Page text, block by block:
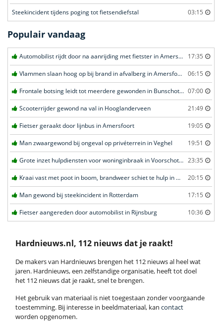
Steekincident tijdens poging tot fietsendiefstal 03:15
Populair vandaag
Automobilist rijdt door na aanrijding met fietster in Amersfoort 17:35
Vlammen slaan hoog op bij brand in afvalberg in Amersfoort 06:15
Frontale botsing leidt tot meerdere gewonden in Bunschoten-Spakenburg 07:00
Scooterrijder gewond na val in Hooglanderveen 21:49
Fietser geraakt door lijnbus in Amersfoort 19:05
Man zwaargewond bij ongeval op privéterrein in Veghel 19:51
Grote inzet hulpdiensten voor woninginbraak in Voorschoten 23:35
Kraai vast met poot in boom, brandweer schiet te hulp in Barneveld 20:15
Man gewond bij steekincident in Rotterdam 17:15
Fietser aangereden door automobilist in Rijnsburg 10:36
Hardnieuws.nl, 112 nieuws dat je raakt!
De makers van Hardnieuws brengen het 112 nieuws al heel wat
jaren. Hardnieuws, een zelfstandige organisatie, heeft tot doel
het 112 nieuws dat je raakt, snel te brengen.
Het gebruik van materiaal is niet toegestaan zonder voorgaande
toestemming. Bij interesse in beeldmateriaal, kan contact
worden opgenomen.